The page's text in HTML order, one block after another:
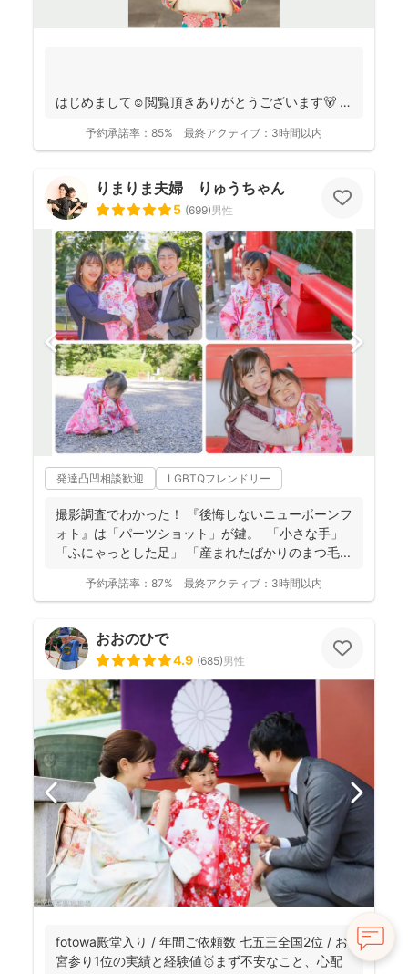
はじめまして☺️閲覧頂きありがとうございます🐻
予約承諾率： 85% 最終アクティブ： 3時間以内
りまりま夫婦 りゅうちゃん
5 (699)男性
発達凸凹相談歓迎 LGBTQフレンドリー
撮影調査でわかった！ 『後悔しないニューボーンフ
ォト』は「パーツショット」が鍵。 「小さな手」
「ふにゃっとした足」 「産まれたばかりのまつ毛...
予約承諾率： 87% 最終アクティブ： 3時間以内
おおのひで
4.9 (685)男性
fotowa殿堂入り / 年間ご依頼数 七五三全国2位 / お
宮参り1位の実績と経験値🥇まず不安なこと、心配